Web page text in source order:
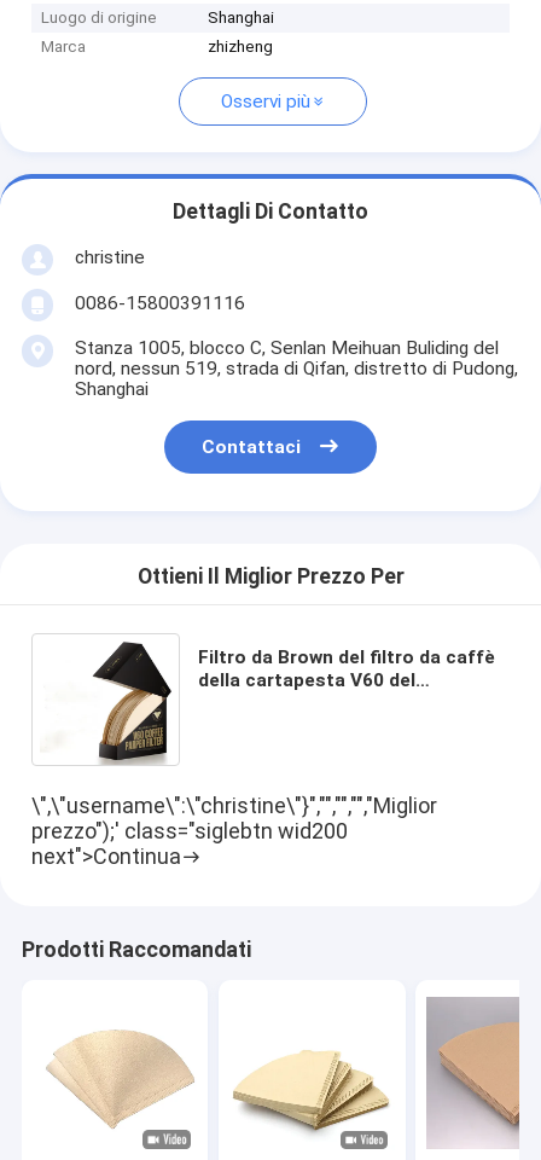
Luogo di origine
Shanghai
Marca
zhizheng
Osservi più
Dettagli Di Contatto
christine
0086-15800391116
Stanza 1005, blocco C, Senlan Meihuan Buliding del
nord, nessun 519, strada di Qifan, distretto di Pudong,
Shanghai
Contattaci
Ottieni Il Miglior Prezzo Per
Filtro da Brown del filtro da caffè
della cartapesta V60 del
\",\"username\":\"christine\"}","","","","Miglior
prezzo");' class="siglebtn wid200
next">Continua
Prodotti Raccomandati